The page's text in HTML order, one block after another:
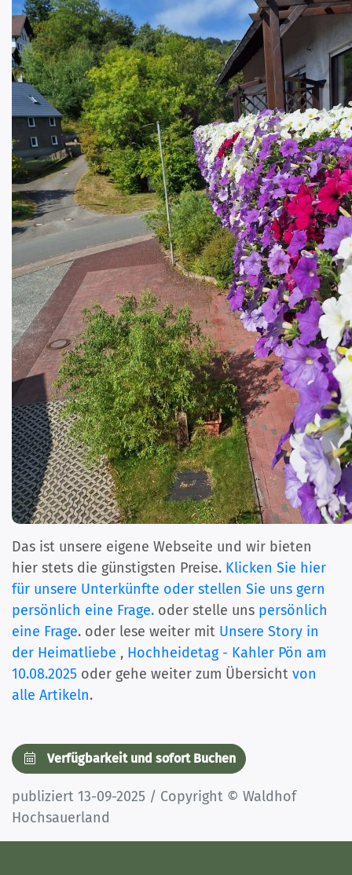
Das ist unsere eigene Webseite und wir bieten
hier stets die günstigsten Preise. Klicken Sie hier
für unsere Unterkünfte oder stellen Sie uns gern
persönlich eine Frage. oder stelle uns persönlich
eine Frage. oder lese weiter mit Unsere Story in
der Heimatliebe , Hochheidetag - Kahler Pön am
10.08.2025 oder gehe weiter zum Übersicht von
alle Artikeln.
Verfügbarkeit und sofort Buchen
publiziert 13-09-2025 / Copyright © Waldhof
Hochsauerland